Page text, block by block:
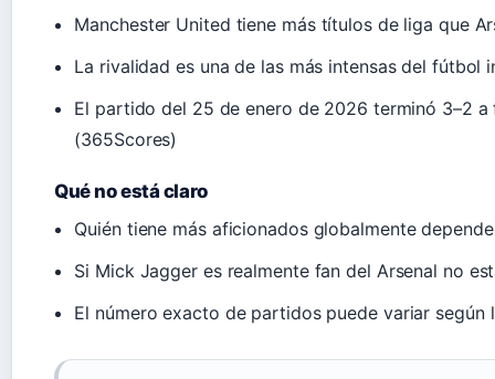
Manchester United tiene más títulos de liga que
La rivalidad es una de las más intensas del fútbol
El partido del 25 de enero de 2026 terminó 3–2
(365Scores)
Qué no está claro
Quién tiene más aficionados globalmente
Si Mick Jagger es realmente fan del Arsenal no
El número exacto de partidos puede variar según